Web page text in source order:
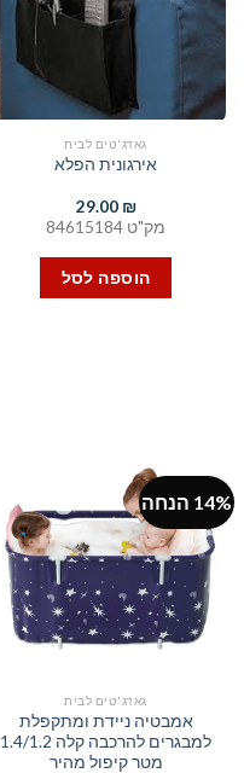
גאדג'טים לבית
אירגונית הפלא
29.00 ₪
מק"ט 84615184
הוספה לסל
14% הנחה
גאדג'טים לבית
אמבטיה ניידת ומתקפלת
למבגרים להרכבה קלה 1.4/1.2
מטר קיפול מהיר